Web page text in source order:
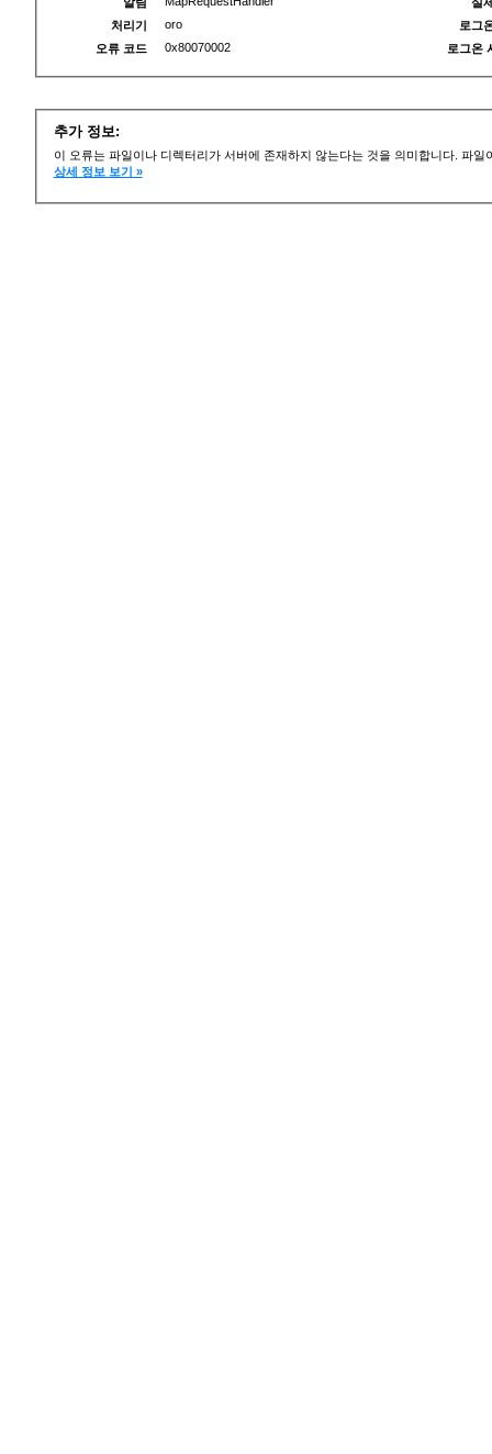
처리기
oro
오류 코드
0x80070002
로그
로그온
추가 정보:
이 오류는 파일이나 디렉터리가 서버에 존재하지 않는다는 것을 의미합니다. 파
상세 정보 보기 »